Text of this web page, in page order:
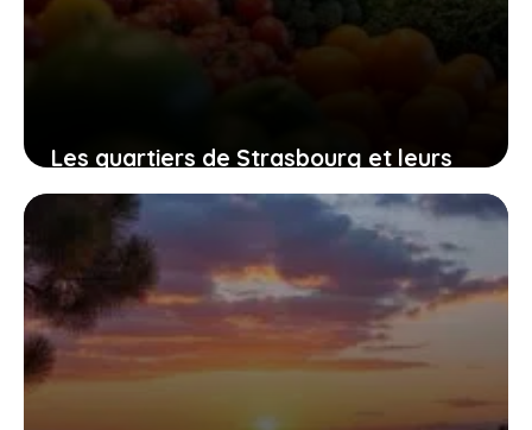
Les quartiers de Strasbourg et leurs
particularités : un regard sur Neuhof,
Hautepierre, Lingolsheim et Gare
7 juillet 2026